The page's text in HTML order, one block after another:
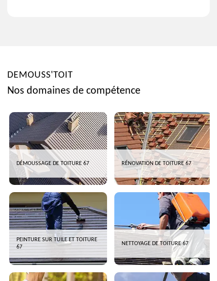
DEMOUSS'TOIT
Nos domaines de compétence
DÉMOUSSAGE DE TOITURE 67 RÉNOVATION DE TOITURE 67
PEINTURE SUR TUILE ET TOITURE
67
NETTOYAGE DE TOITURE 67